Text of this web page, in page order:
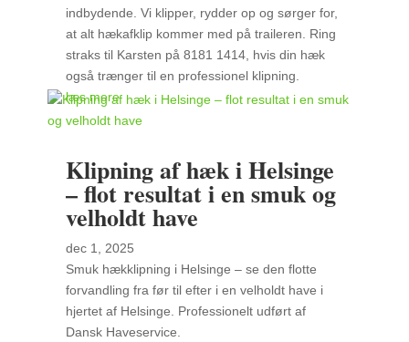
indbydende. Vi klipper, rydder op og sørger for,
at alt hækafklip kommer med på traileren. Ring
straks til Karsten på 8181 1414, hvis din hæk
også trænger til en professionel klipning.
læs mere
Klipning af hæk i Helsinge
– flot resultat i en smuk og
velholdt have
dec 1, 2025
Smuk hækklipning i Helsinge – se den flotte
forvandling fra før til efter i en velholdt have i
hjertet af Helsinge. Professionelt udført af
Dansk Haveservice.